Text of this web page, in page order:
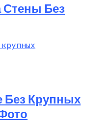
Стены Без
Без Крупных